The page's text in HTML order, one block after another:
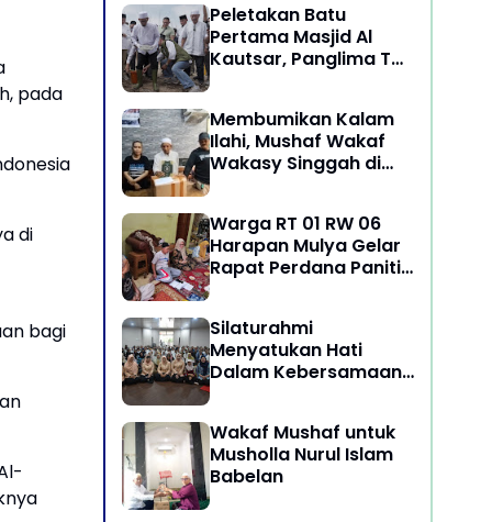
pada
di
bagi
Peletakan Batu
Pertama Masjid Al
Kautsar, Panglima TNI
Kebersamaan
Masyarakat
Membumikan Kalam
Ilahi, Mushaf Wakaf
Wakasy Singgah di
Barat
Warga RT 01 RW 06
Harapan Mulya Gelar
Rapat Perdana Panitia
Silaturahmi
Menyatukan Hati
Dalam Kebersamaan
Ekonomi Kreatif
Provinsi DKI Jakarta
Wakaf Mushaf untuk
Musholla Nurul Islam
Babelan